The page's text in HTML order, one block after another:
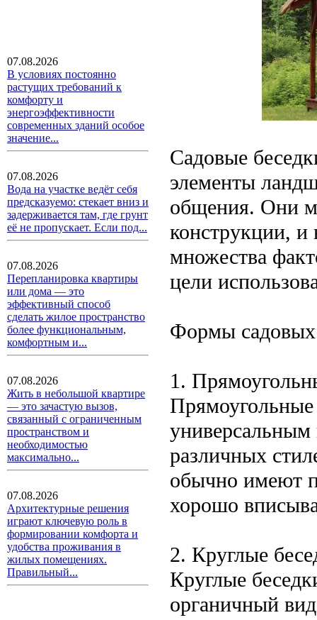
07.08.2026
В условиях постоянно
растущих требований к
комфорту и
энергоэффективности
современных зданий особое
значение...
07.08.2026
Вода на участке ведёт себя
предсказуемо: стекает вниз и
задерживается там, где грунт
её не пропускает. Если под...
07.08.2026
Перепланировка квартиры
или дома — это
эффективный способ
сделать жилое пространство
более функциональным,
комфортным и...
07.08.2026
Жить в небольшой квартире
— это зачастую вызов,
связанный с ограниченным
пространством и
необходимостью
максимально...
07.08.2026
Архитектурные решения
играют ключевую роль в
формировании комфорта и
удобства проживания в
жилых помещениях.
Правильный...
Садовые
элементы
общения. Они
конструкции, и
множества
цели
Формы садовых
1.
универсальным
различных
обычно имеют
хорошо
2. Круглые
Круглые
органичный